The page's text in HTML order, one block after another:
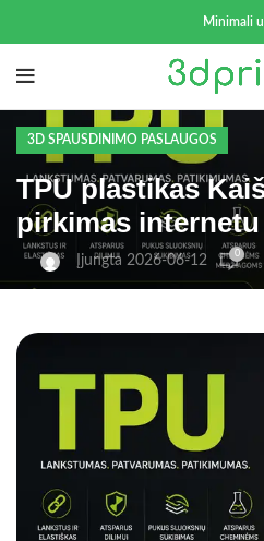
Minimali
3D SPAUSDINIMO PASLAUGOS
TPU plastikas
pirkimas
Įjungta 2026-06-12 0